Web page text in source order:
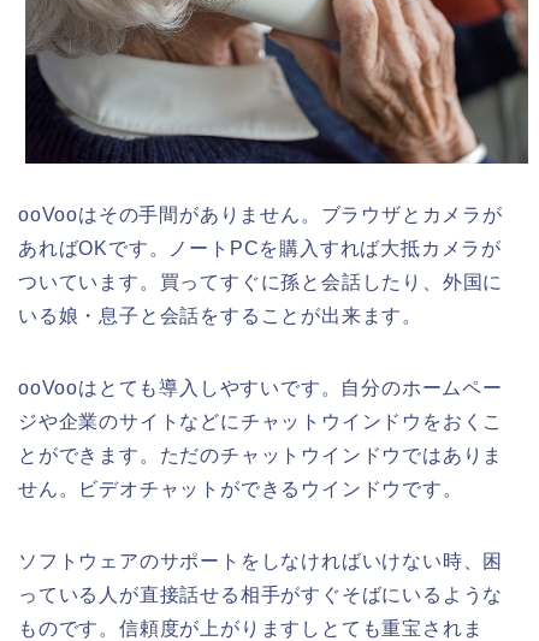
ooVooはその手間がありません。ブラウザとカメラが
あればOKです。ノートPCを購入すれば大抵カメラが
ついています。買ってすぐに孫と会話したり、外国に
いる娘・息子と会話をすることが出来ます。
ooVooはとても導入しやすいです。自分のホームペー
ジや企業のサイトなどにチャットウインドウをおくこ
とができます。ただのチャットウインドウではありま
せん。ビデオチャットができるウインドウです。
ソフトウェアのサポートをしなければいけない時、困
っている人が直接話せる相手がすぐそばにいるような
ものです。信頼度が上がりますしとても重宝されま